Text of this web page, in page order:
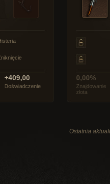
+409,00
Doświadczenie
0,00%
Znajdowanie
złota
Ostatnia